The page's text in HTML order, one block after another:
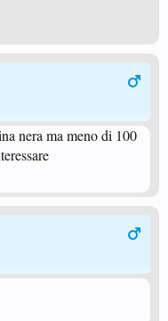
nera ma meno di 100